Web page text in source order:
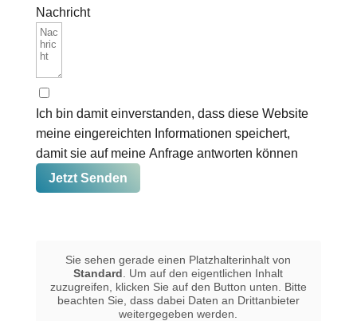
Nachricht
Ich bin damit einverstanden, dass diese Website
meine eingereichten Informationen speichert,
damit sie auf meine Anfrage antworten können
Jetzt Senden
Sie sehen gerade einen Platzhalterinhalt von
Standard . Um auf den eigentlichen Inhalt
zuzugreifen, klicken Sie auf den Button unten. Bitte
beachten Sie, dass dabei Daten an Drittanbieter
weitergegeben werden.